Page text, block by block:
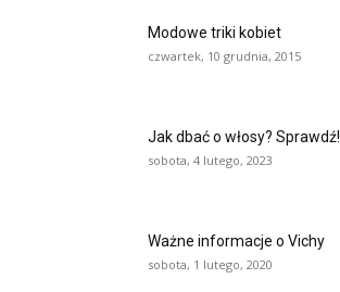
Modowe triki kobiet
czwartek, 10 grudnia, 2015
Jak dbać o włosy? Sprawdź!
sobota, 4 lutego, 2023
Ważne informacje o Vichy
sobota, 1 lutego, 2020